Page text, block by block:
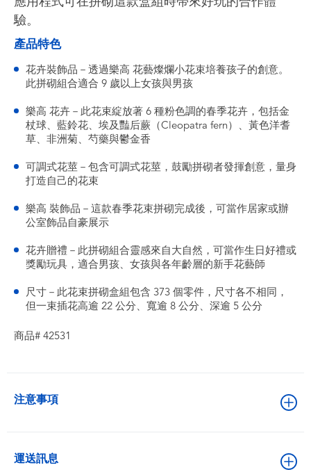
驗。
產品特色
花卉裝飾品－透過樂高 花藝燦爛小花束培養孩子的創意。
此拼砌組合適合 9 歲以上女孩與男孩
樂高 花卉－此花束綻放著 6 種粉色調的春季花卉，包括金
杖球、藍鈴花、埃及豔后蕨（Cleopatra fern）、黃色洋耆
草、非洲菊、芍藥與鬱金香
可調式花莖－包含可調式花莖，鼓勵拼砌者發揮創意，量身
打造自己的花束
樂高 裝飾品－這款春季花束拼砌完成後，可當作居家或辦
公室飾品自豪展示
花卉贈禮－此拼砌組合靈感來自大自然，可當作生日好禮或
獎勵玩具，適合男孩、女孩與各年齡層的新手花藝師
尺寸－此花束拼砌盒組包含 373 個零件，尺寸各不相同，
但一束插花高逾 22 公分、寬逾 8 公分、深逾 5 公分
商品# 42531
注意事項
運送訊息